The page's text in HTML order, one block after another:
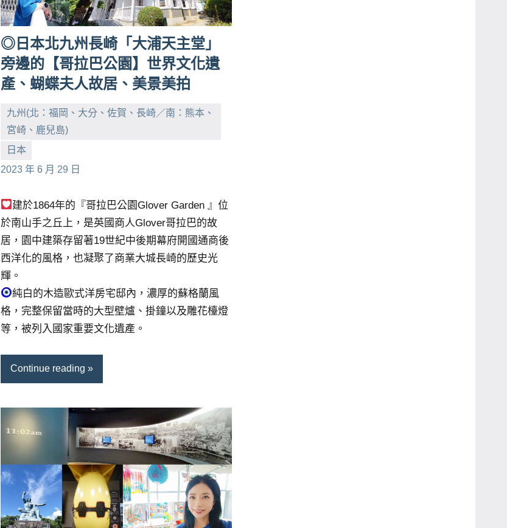
◎日本北九州長崎「大浦天主堂」
旁邊的【哥拉巴公園】世界文化遺
產、蝴蝶夫人故居、美景美拍
九州(北：福岡、大分、佐賀、長崎／南：熊本、
宮崎、鹿兒島)
日本
2023 年 6 月 29 日
小
芳
No
comments
建於1864年的『哥拉巴公園Glover Garden 』位
於南山手之丘上，是英國商人Glover哥拉巴的故
居，園中建築存留著19世紀中後期幕府開國通商後
西洋化的風格，也凝聚了商業大城長崎的歷史光
輝。
純白的木造歐式洋房宅邸內，濃厚的蘇格蘭風
格，完整保留當時的大型壁爐、掛鐘以及雕花檯燈
等，被列入國家重要文化遺產。
Continue reading